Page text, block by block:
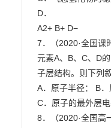
D．
A2+ B+ D−
7．（2020·全国课
元素A、B、C、D
子层结构。则下列
A．原子半径： B．
C．原子的最外层
8．（2020·全国高